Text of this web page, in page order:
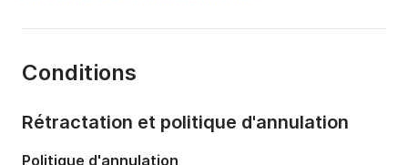
Capacité à bord:
Conditions
Rétractation et politique d'annulation
Politique d'annulation